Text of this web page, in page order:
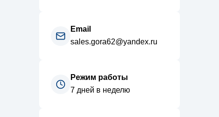
Email
sales.gora62@yandex.ru
Режим работы
7 дней в неделю